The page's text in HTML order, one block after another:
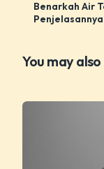
Benarkah Air
You may